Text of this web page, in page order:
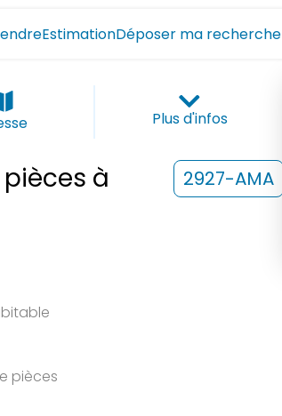
EstimationDéposer ma recherche
Plus d'infos
à
2927-AMA
pièces